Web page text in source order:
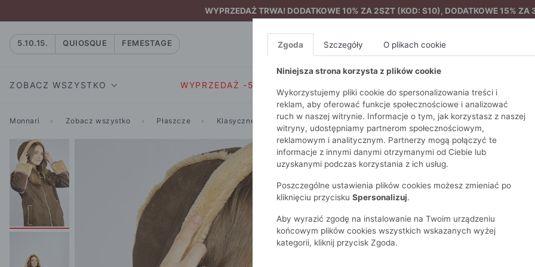
WYPRZEDAŻ TRWA! DODATKOWE 10% ZA 2SZT (KOD: S10), DODATKOWE 15% ZA
5.10.15. QUIOSQUE FEMESTAGE
ZOBACZ WSZYSTKO
NATASZA
W RYTMIE NATURY
NOWOŚĆ
CAŁA KOLEKCJA
KOLEKCJA SPORTOWA
T-SHIRTY SPORTOWE
STANIKI SPORTOWE
SUKIENKI I KOMBINEZONY
NA CO DZIEŃ
WIZYTOWE
WIECZOROWE
KOKTAJLOWE
KORONKOWE
ROZKLOSZOWANE
DZIANINOWE
MINI
BLUZKI I T-SHIRTY
NA CO DZIEŃ
WIZYTOWE
KOSZULE
TOPY
DRESY
PŁASZCZE
PUCHOWE
WYPRZEDAŻ -50%
SUKIENKI I
MARYNARKI
SPÓDNICE
BLUZKI I T-SHIRTY
SPODNIE
SWETRY
BLUZY
PŁASZCZE I KURTKI
STROJE KĄPIELOWE
PAREO
PIŻAMY I SZLAFROKI
KAPELUSZE I
POKAŻ WSZYSTKIE
OSTATNIO DODANE
KOMPLETY
KOLEKCJA
SPORTOWA
SUKIENKI
ŻAKIETY
SZORTY
BLUZKI I
Monnari Zobacz wszystko Płaszcze Klasyczne Płaszcz damski z kapturem
Zgoda Szczegóły O plikach cookie
Niniejsza strona korzysta z plików cookie
Wykorzystujemy pliki cookie do spersonalizowania treści i
reklam, aby oferować funkcje społecznościowe i analizować
ruch w naszej witrynie. Informacje o tym, jak korzystasz z naszej
witryny, udostępniamy partnerom społecznościowym,
reklamowym i analitycznym. Partnerzy mogą połączyć te
informacje z innymi danymi otrzymanymi od Ciebie lub
uzyskanymi podczas korzystania z ich usług.
Poszczególne ustawienia plików cookies możesz zmieniać po
kliknięciu przycisku Spersonalizuj.
Aby wyrazić zgodę na instalowanie na Twoim urządzeniu
końcowym plików cookies wszystkich wskazanych wyżej
kategorii, kliknij przycisk Zgoda.